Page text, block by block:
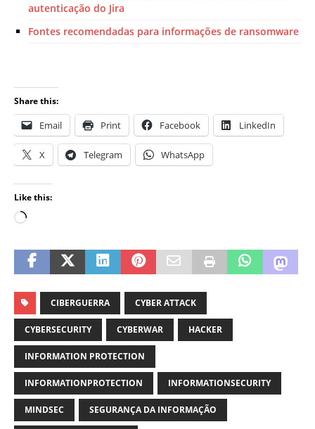
autenticação do Jira
Fontes recomendadas para informações de ransomware
Share this:
Email Print Facebook LinkedIn
X Telegram WhatsApp
Like this:
CIBERGUERRA CYBER ATTACK
CYBERSECURITY CYBERWAR HACKER
INFORMATION PROTECTION
INFORMATIONPROTECTION INFORMATIONSECURITY
MINDSEC SEGURANÇA DA INFORMAÇÃO